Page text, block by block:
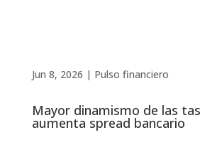
Jun 8, 2026 | Pulso financiero
Mayor dinamismo de las
aumenta spread bancario​